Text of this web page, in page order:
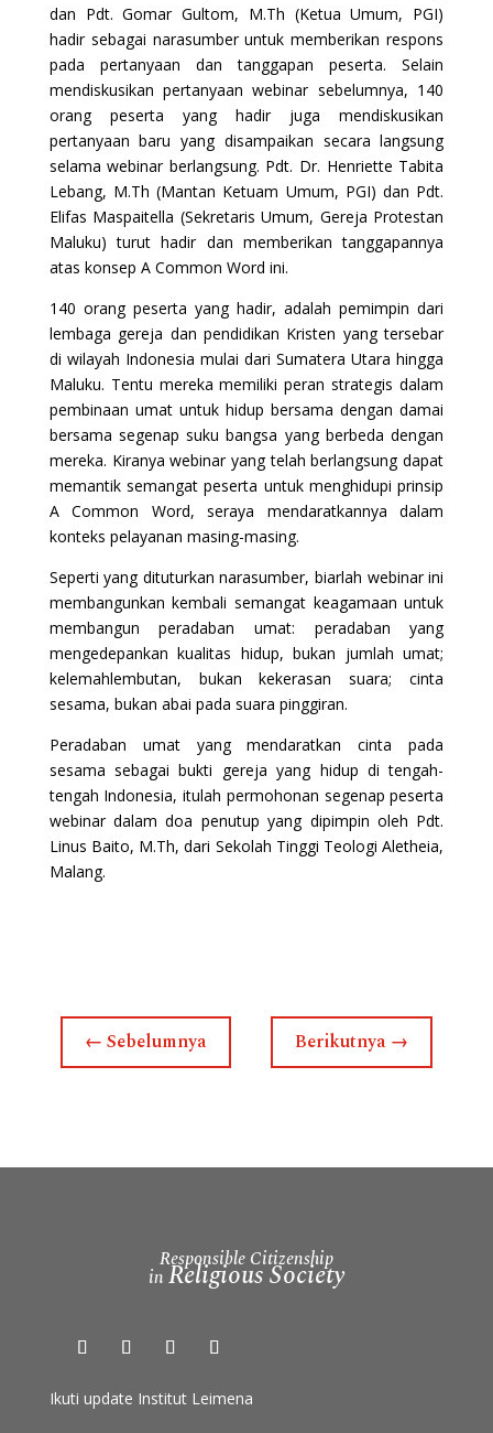
dan Pdt. Gomar Gultom, M.Th (Ketua Umum, PGI)
hadir sebagai narasumber untuk memberikan respons
pada pertanyaan dan tanggapan peserta. Selain
mendiskusikan pertanyaan webinar sebelumnya, 140
orang peserta yang hadir juga mendiskusikan
pertanyaan baru yang disampaikan secara langsung
selama webinar berlangsung. Pdt. Dr. Henriette Tabita
Lebang, M.Th (Mantan Ketuam Umum, PGI) dan Pdt.
Elifas Maspaitella (Sekretaris Umum, Gereja Protestan
Maluku) turut hadir dan memberikan tanggapannya
atas konsep A Common Word ini.
140 orang peserta yang hadir, adalah pemimpin dari
lembaga gereja dan pendidikan Kristen yang tersebar
di wilayah Indonesia mulai dari Sumatera Utara hingga
Maluku. Tentu mereka memiliki peran strategis dalam
pembinaan umat untuk hidup bersama dengan damai
bersama segenap suku bangsa yang berbeda dengan
mereka. Kiranya webinar yang telah berlangsung dapat
memantik semangat peserta untuk menghidupi prinsip
A Common Word, seraya mendaratkannya dalam
konteks pelayanan masing-masing.
Seperti yang dituturkan narasumber, biarlah webinar ini
membangunkan kembali semangat keagamaan untuk
membangun peradaban umat: peradaban yang
mengedepankan kualitas hidup, bukan jumlah umat;
kelemahlembutan, bukan kekerasan suara; cinta
sesama, bukan abai pada suara pinggiran.
Peradaban umat yang mendaratkan cinta pada
sesama sebagai bukti gereja yang hidup di tengah-
tengah Indonesia, itulah permohonan segenap peserta
webinar dalam doa penutup yang dipimpin oleh Pdt.
Linus Baito, M.Th, dari Sekolah Tinggi Teologi Aletheia,
Malang.
← Sebelumnya Berikutnya →
Responsible Citizenship
in Religious Society
Ikuti update Institut Leimena